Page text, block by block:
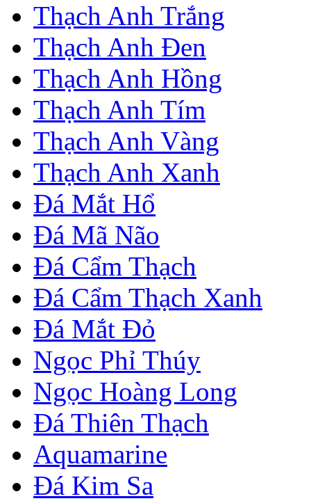
Thạch Anh Trắng
Thạch Anh Đen
Thạch Anh Hồng
Thạch Anh Tím
Thạch Anh Vàng
Thạch Anh Xanh
Đá Mắt Hổ
Đá Mã Não
Đá Cẩm Thạch
Đá Cẩm Thạch Xanh
Đá Mắt Đỏ
Ngọc Phỉ Thúy
Ngọc Hoàng Long
Đá Thiên Thạch
Aquamarine
Đá Kim Sa